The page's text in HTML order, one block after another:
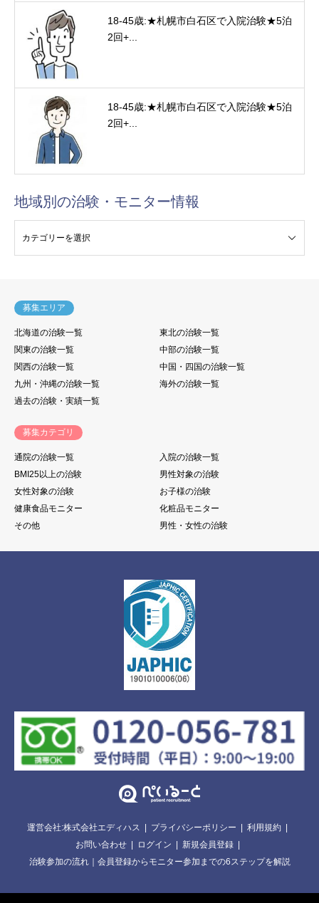
18-45歳:★札幌市白石区で入院治験★5泊
2回+...
18-45歳:★札幌市白石区で入院治験★5泊
2回+...
地域別の治験・モニター情報
募集エリア
北海道の治験一覧
東北の治験一覧
関東の治験一覧
中部の治験一覧
関西の治験一覧
中国・四国の治験一覧
九州・沖縄の治験一覧
海外の治験一覧
過去の治験・実績一覧
募集カテゴリ
通院の治験一覧
入院の治験一覧
BMI25以上の治験
男性対象の治験
女性対象の治験
お子様の治験
健康食品モニター
化粧品モニター
その他
男性・女性の治験
運営会社:株式会社エディハス プライバシーポリシー
利用規約
お問い合わせ
ログイン
新規会員登録
治験参加の流れ｜会員登録からモニター参加までの6ステップを解説